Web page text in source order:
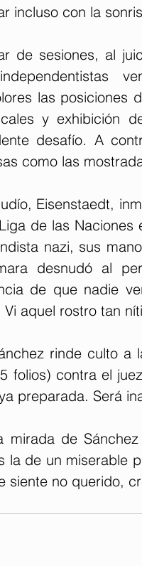
incluso con la
de sesiones, al
las posiciones
y exhibición
desafío. A
como las
Eisenstaedt,
de las
nazi, sus
desnudó al
de que nadie
Vi aquel rostro tan
rinde culto
folios) contra el
preparada. Será
mirada de
la de un miserable
siente no querido,